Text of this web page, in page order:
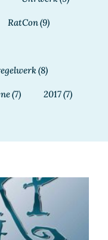
RatCon(9)
(8)
(7) 2017(7)